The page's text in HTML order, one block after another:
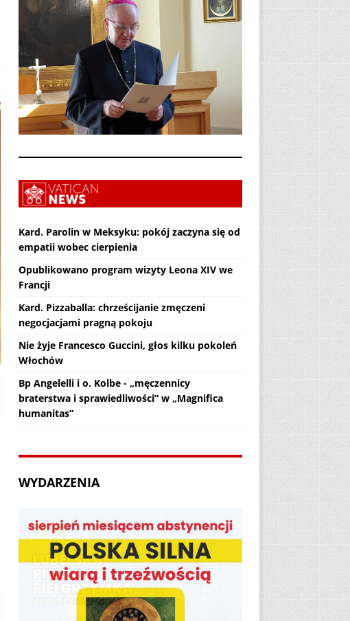
Kard. Parolin w Meksyku: pokój zaczyna się od
empatii wobec cierpienia
Opublikowano program wizyty Leona XIV we
Francji
Kard. Pizzaballa: chrześcijanie zmęczeni
negocjacjami pragną pokoju
Nie żyje Francesco Guccini, głos kilku pokoleń
Włochów
Bp Angelelli i o. Kolbe - „męczennicy
braterstwa i sprawiedliwości” w „Magnifica
humanitas”
WYDARZENIA